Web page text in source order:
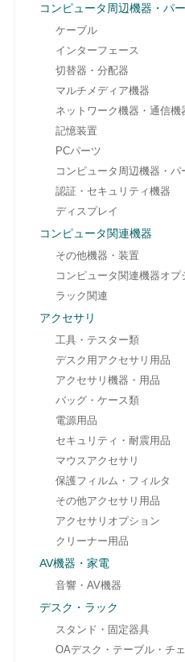
コンピュータ周辺機器・パ
ケーブル
インターフェース
切替器・分配器
マルチメディア機器
ネットワーク機器・通信機
記憶装置
PCパーツ
コンピュータ周辺機器・パ
認証・セキュリティ機器
ディスプレイ
コンピュータ関連機器
その他機器・装置
コンピュータ関連機器オプ
ラック関連
アクセサリ
工具・テスター類
デスク用アクセサリ用品
アクセサリ機器・用品
バッグ・ケース類
電源用品
セキュリティ・耐震用品
マウスアクセサリ
保護フィルム・フィルタ
その他アクセサリ用品
アクセサリオプション
クリーナー用品
AV機器・家電
音響・AV機器
デスク・ラック
スタンド・固定器具
OAデスク・テーブル・チ